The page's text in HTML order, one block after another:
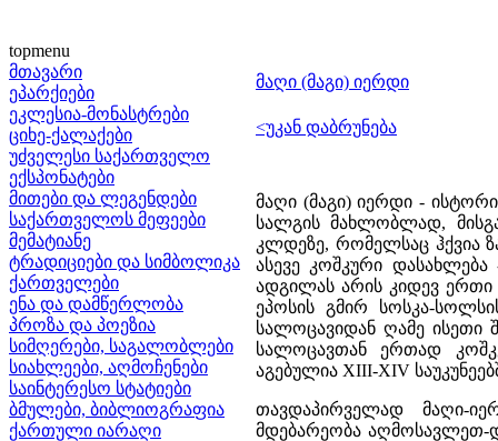
topmenu
მთავარი
ეპარქიები
ეკლესია-მონასტრები
ციხე-ქალაქები
უძველესი საქართველო
ექსპონატები
მითები და ლეგენდები
საქართველოს მეფეები
მემატიანე
ტრადიციები და სიმბოლიკა
ქართველები
ენა და დამწერლობა
პროზა და პოეზია
სიმღერები, საგალობლები
სიახლეები, აღმოჩენები
საინტერესო სტატიები
ბმულები, ბიბლიოგრაფია
ქართული იარაღი
მაღი (მაგი) იერდი
<უკან დაბრუნება
მაღი (მაგი) იერდი -
სალგის მახლობლად,
კლდეზე, რომელსაც ჰქვია
ასევე კოშკური
ადგილას არის კიდევ
ეპოსის გმირ სოსკა-
სალოცავიდან ღამე ისეთი
სალოცავთან ერთად
აგებულია XIII-XIV
თავდაპირველად მაღი-
მდებარეობა აღმოსავლეთ-